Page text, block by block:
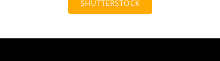
SHUTTERSTOCK